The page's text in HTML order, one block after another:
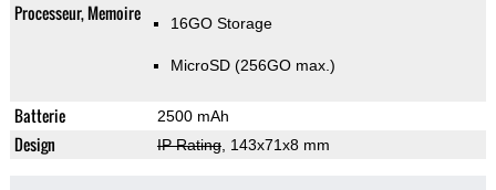
Processeur, Memoire 16GO Storage
MicroSD (256GO max.)
Batterie 2500 mAh
Design IP Rating, 143x71x8 mm